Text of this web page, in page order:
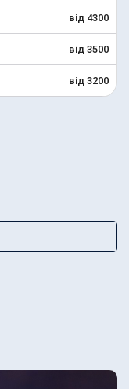
від 4300
від 3500
від 3200